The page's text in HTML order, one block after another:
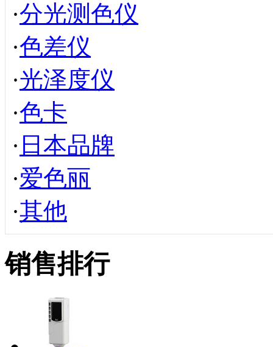
·分光测色仪
·色差仪
·光泽度仪
·色卡
· 日本品牌
·爱色丽
·其他
销售排行